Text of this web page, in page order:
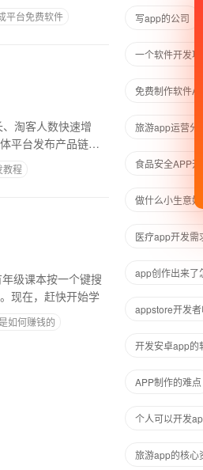
平台免费软件
淘客人数快速增
平台发布产品链
教程
级课本按一个键搜
现在，赶快开始学
如何赚钱的
写app的公司
一个软件开发
免费制作软件
旅游app运营分析
食品安全APP开
做什么小生意好
医疗app开发需
app创作出来了
appstore开发者
开发安卓app的
APP制作的难点
个人可以开发
旅游app的核心